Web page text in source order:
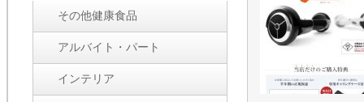
その他健康食品
アルバイト・パート
インテリア